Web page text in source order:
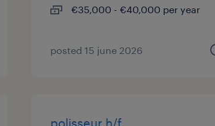
€35,000 - €40,000 per year
posted 15 june 2026
polisseur h/f